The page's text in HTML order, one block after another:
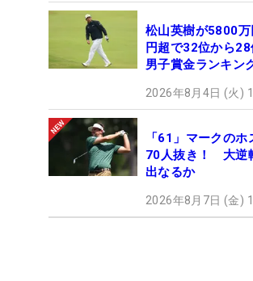
松山英樹が5800
円超で32位から
男子賞金ランキン
2026年8月4日 (火)
「61」マークの
70人抜き！ 大逆
出なるか
2026年8月7日 (金)